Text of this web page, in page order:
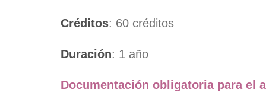
Créditos: 60 créditos
Duración: 1 año
Documentación obligatoria para el